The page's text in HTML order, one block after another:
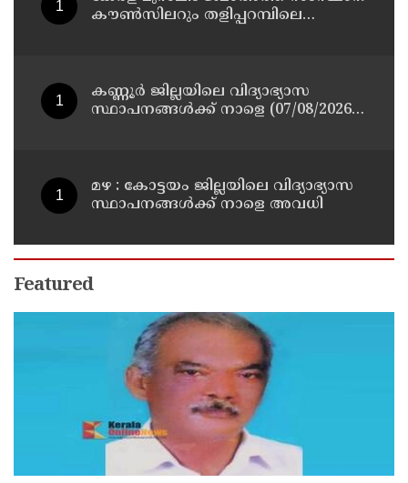
കൗൺസിലറും തളിപ്പറമ്പിലെ
കണ്ണൂർ ജില്ലയിലെ വിദ്യാഭ്യാസ
സ്ഥാപനങ്ങള്‍ക്ക് നാളെ (07/08/2026),
മഴ : കോട്ടയം ജില്ലയിലെ വിദ്യാഭ്യാസ
സ്ഥാപനങ്ങൾക്ക് നാളെ അവധി
Featured